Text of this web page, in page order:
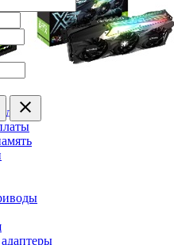
clear